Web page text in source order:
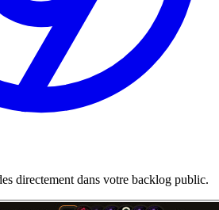
directement dans votre backlog public.